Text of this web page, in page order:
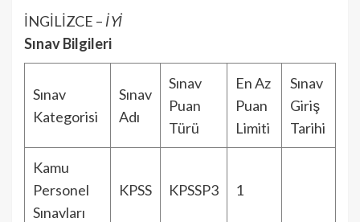
İNGİLİZCE – İYİ
Sınav Bilgileri
Sınav
Kategorisi
Sınav
Adı
Sınav
Puan
Türü
En Az
Puan
Limiti
Sınav
Giriş
Tarihi
Kamu
Personel
Sınavları
KPSS KPSSP3 1